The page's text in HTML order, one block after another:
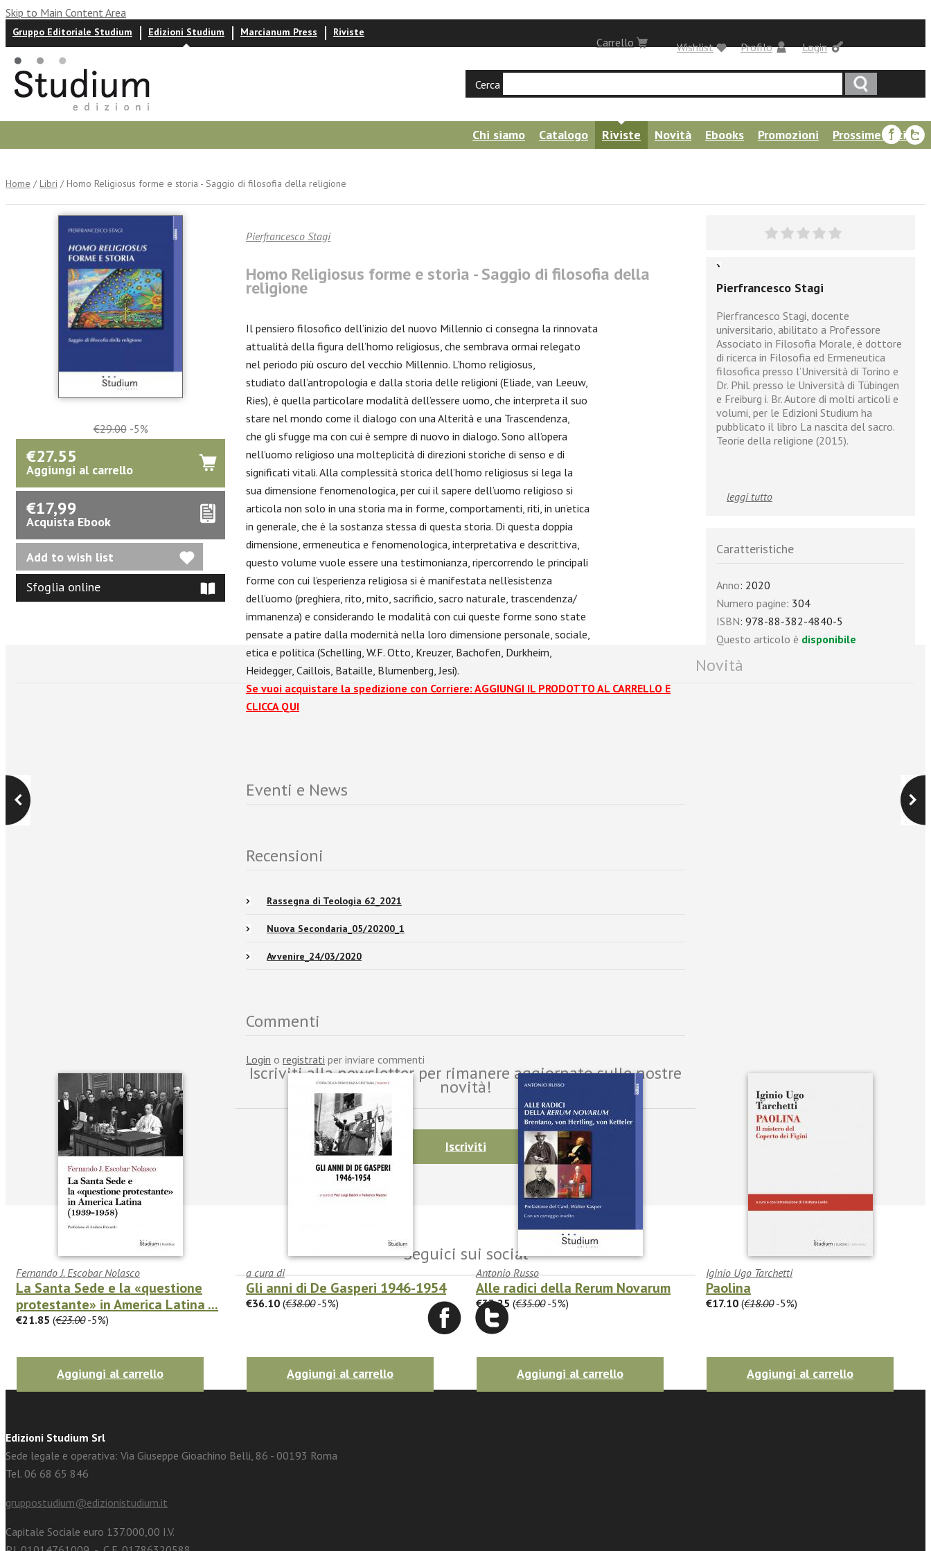
Skip to Main Content Area
Login
Carrello
Gruppo Editoriale Studium Edizioni Studium Marcianum Press Riviste
Profilo
Wishlist
Cerca
Chi siamo Catalogo Riviste Novità Ebooks Promozioni
Prossime uscite
Home / Libri / Homo Religiosus forme e storia - Saggio di filosofia della religione
€29.00-5%
€27.55
Aggiungi al carrello
€17,99
Acquista Ebook
Sfoglia online
Pierfrancesco Stagi
Homo Religiosus forme e storia - Saggio di filosofia della
religione
Il pensiero filosofico dell’inizio del nuovo Millennio ci consegna la rinnovata
attualità della figura dell’homo religiosus, che sembrava ormai relegato
nel periodo più oscuro del vecchio Millennio. L’homo religiosus,
studiato dall’antropologia e dalla storia delle religioni (Eliade, van Leeuw,
Ries), è quella particolare modalità dell’essere uomo, che interpreta il suo
stare nel mondo come il dialogo con una Alterità e una Trascendenza,
che gli sfugge ma con cui è sempre di nuovo in dialogo. Sono all’opera
nell’uomo religioso una molteplicità di direzioni storiche di senso e di
significati vitali. Alla complessità storica dell’homo religiosus si lega la
sua dimensione fenomenologica, per cui il sapere dell’uomo religioso si
articola non solo in una storia ma in forme, comportamenti, riti, in un’etica
in generale, che è la sostanza stessa di questa storia. Di questa doppia
dimensione, ermeneutica e fenomenologica, interpretativa e descrittiva,
questo volume vuole essere una testimonianza, ripercorrendo le principali
forme con cui l’esperienza religiosa si è manifestata nell’esistenza
dell’uomo (preghiera, rito, mito, sacrificio, sacro naturale, trascendenza/
immanenza) e considerando le modalità con cui queste forme sono state
pensate a patire dalla modernità nella loro dimensione personale, sociale,
etica e politica (Schelling, W.F. Otto, Kreuzer, Bachofen, Durkheim,
Heidegger, Caillois, Bataille, Blumenberg, Jesi).
Se vuoi acquistare la spedizione con Corriere: AGGIUNGI IL PRODOTTO AL CARRELLO E
CLICCA QUI
Eventi e News
Recensioni
Rassegna di Teologia 62_2021
Nuova Secondaria_05/20200_1
Avvenire_24/03/2020
Commenti
Login o registrati per inviare commenti
Pierfrancesco Stagi
Pierfrancesco Stagi, docente
universitario, abilitato a Professore
Associato in Filosofia Morale, è dottore
di ricerca in Filosofia ed Ermeneutica
filosofica presso l’Università di Torino e
Dr. Phil. presso le Università di Tübingen
e Freiburg i. Br. Autore di molti articoli e
volumi, per le Edizioni Studium ha
pubblicato il libro La nascita del sacro.
Teorie della religione (2015).
leggi tutto
Caratteristiche
Anno: 2020
Numero pagine: 304
ISBN: 978-88-382-4840-5
Questo articolo è disponibile
Novità
Fernando J. Escobar Nolasco
La Santa Sede e la «questione
protestante» in America Latina ...
€21.85 (€23.00-5%)
Aggiungi al carrello
a cura di
Gli anni di De Gasperi 1946-1954
€36.10 (€38.00-5%)
Aggiungi al carrello
Antonio Russo
Alle radici della Rerum Novarum
€33.25 (€35.00-5%)
Aggiungi al carrello
Iginio Ugo Tarchetti
Paolina
€17.10 (€18.00-5%)
Aggiungi al carrello
Iscriviti alla newsletter per rimanere aggiornato sulle nostre
novità!
Iscriviti
Seguici sui social
facebook Twitter
Edizioni Studium Srl
Sede legale e operativa: Via Giuseppe Gioachino Belli, 86 - 00193 Roma
Tel. 06 68 65 846
gruppostudium@edizionistudium.it
Capitale Sociale euro 137.000,00 I.V.